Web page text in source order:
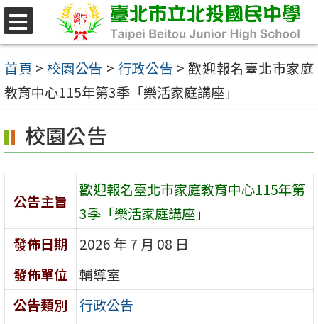
跳
至
主
要
容
區
首頁 > 校園公告 > 行政公告 > 歡迎報名臺北市家庭
教育中心115年第3季「樂活家庭講座」
校園公告
公告主旨
歡迎報名臺北市家庭教育中心115年第
3季「樂活家庭講座」
發佈日期
2026 年 7 月 08 日
發佈單位
輔導室
公告類別
行政公告
選
單